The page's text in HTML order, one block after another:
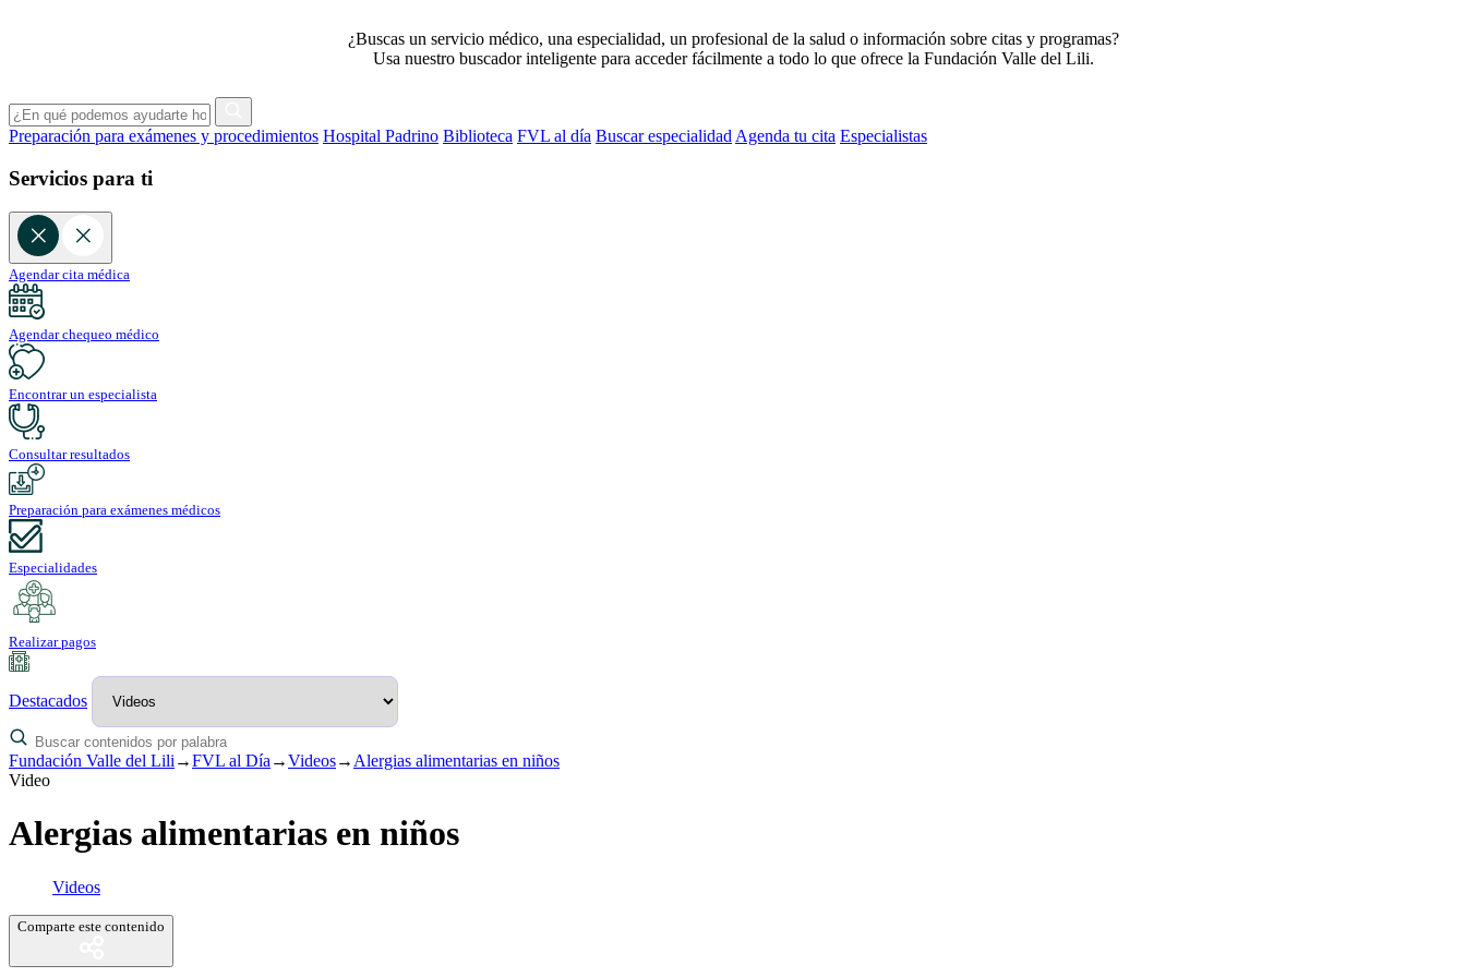
¿Buscas un servicio médico, una especialidad, un profesional de la salud o información sobre citas y programas?
Usa nuestro buscador inteligente para acceder fácilmente a todo lo que ofrece la Fundación Valle del Lili.
Preparación para exámenes y procedimientos Hospital Padrino Biblioteca FVL al día Buscar especialidad Agenda tu cita Especialistas
Servicios para ti
Agendar cita médica
Agendar chequeo médico
Encontrar un especialista
Consultar resultados
Preparación para exámenes médicos
Especialidades
Realizar pagos
Destacados
Fundación Valle del Lili →FVL al Día →Videos→ Alergias alimentarias en niños
Video
Alergias alimentarias en niños
Videos
Comparte este contenido